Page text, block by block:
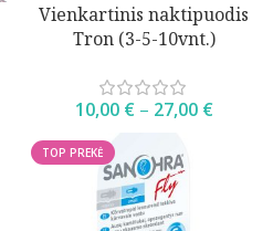
Vienkartinis naktipuodis
Tron (3-5-10vnt.)
10,00 €– 27,00 €
TOP PREKĖ